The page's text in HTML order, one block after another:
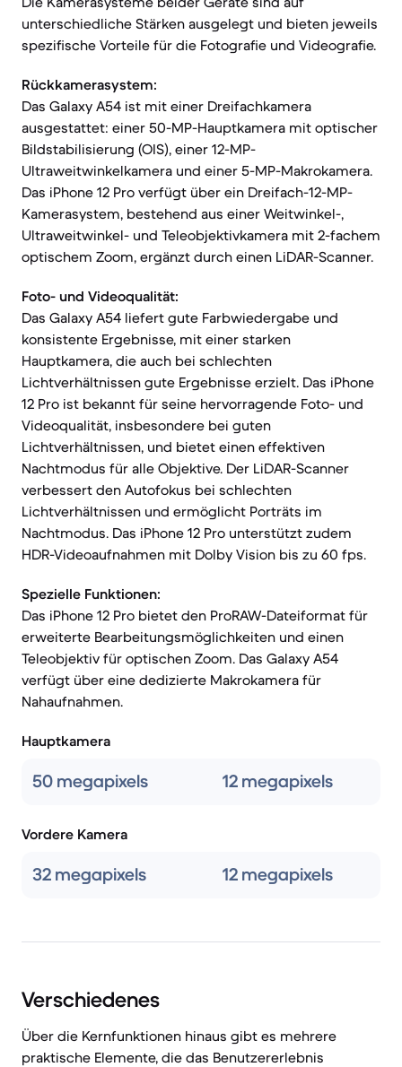
unterschiedliche Stärken ausgelegt und bieten jeweils
spezifische Vorteile für die Fotografie und Videografie.
Rückkamerasystem:
Das Galaxy A54 ist mit einer Dreifachkamera
ausgestattet: einer 50-MP-Hauptkamera mit optischer
Bildstabilisierung (OIS), einer 12-MP-
Ultraweitwinkelkamera und einer 5-MP-Makrokamera.
Das iPhone 12 Pro verfügt über ein Dreifach-12-MP-
Kamerasystem, bestehend aus einer Weitwinkel-,
Ultraweitwinkel- und Teleobjektivkamera mit 2-fachem
optischem Zoom, ergänzt durch einen LiDAR-Scanner.
Foto- und Videoqualität:
Das Galaxy A54 liefert gute Farbwiedergabe und
konsistente Ergebnisse, mit einer starken
Hauptkamera, die auch bei schlechten
Lichtverhältnissen gute Ergebnisse erzielt. Das iPhone
12 Pro ist bekannt für seine hervorragende Foto- und
Videoqualität, insbesondere bei guten
Lichtverhältnissen, und bietet einen effektiven
Nachtmodus für alle Objektive. Der LiDAR-Scanner
verbessert den Autofokus bei schlechten
Lichtverhältnissen und ermöglicht Porträts im
Nachtmodus. Das iPhone 12 Pro unterstützt zudem
HDR-Videoaufnahmen mit Dolby Vision bis zu 60 fps.
Spezielle Funktionen:
Das iPhone 12 Pro bietet den ProRAW-Dateiformat für
erweiterte Bearbeitungsmöglichkeiten und einen
Teleobjektiv für optischen Zoom. Das Galaxy A54
verfügt über eine dedizierte Makrokamera für
Nahaufnahmen.
Hauptkamera
50 megapixels 12 megapixels
Vordere Kamera
32 megapixels 12 megapixels
Verschiedenes
Über die Kernfunktionen hinaus gibt es mehrere
praktische Elemente, die das Benutzererlebnis